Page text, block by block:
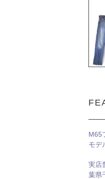
M65
モデ
実店
葉県